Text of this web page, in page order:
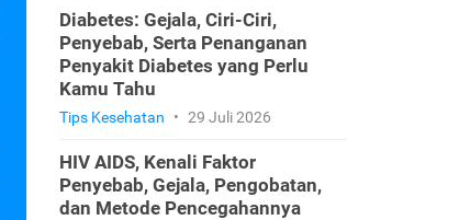
Diabetes: Gejala, Ciri-Ciri,
Penyebab, Serta Penanganan
Penyakit Diabetes yang Perlu
Kamu Tahu
Tips Kesehatan • 29 Juli 2026
HIV AIDS, Kenali Faktor
Penyebab, Gejala, Pengobatan,
dan Metode Pencegahannya